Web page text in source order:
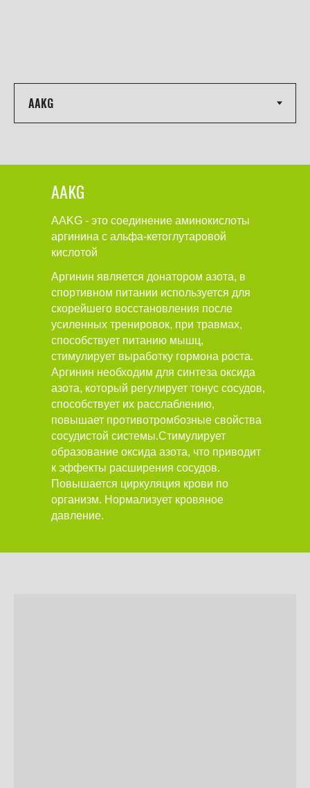
AAKG
AAKG - это соединение аминокислоты
аргинина с альфа-кетоглутаровой
кислотой
Аргинин является донатором азота, в
спортивном питании используется для
скорейшего восстановления после
усиленных тренировок, при травмах,
способствует питанию мышц,
стимулирует выработку гормона роста.
Аргинин необходим для синтеза оксида
азота, который регулирует тонус сосудов,
способствует их расслаблению,
повышает противотромбозные свойства
сосудистой системы.Стимулирует
образование оксида азота, что приводит
к эффекты расширения сосудов.
Повышается циркуляция крови по
организм. Нормализует кровяное
давление.